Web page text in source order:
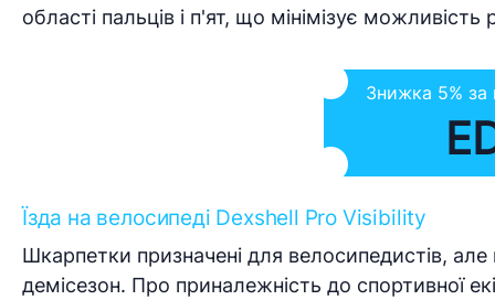
області пальців і п'ят, що мінімізує
Знижка 5%
Їзда на велосипеді Dexshell Pro Visibility
Шкарпетки призначені для велосипедистів,
демісезон. Про приналежність до спортивної